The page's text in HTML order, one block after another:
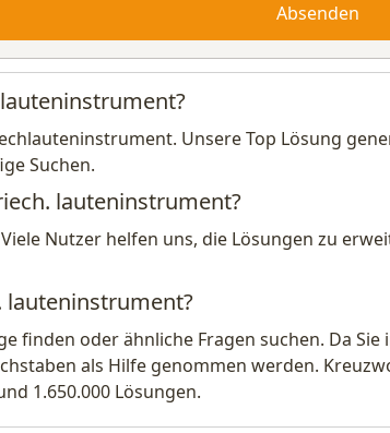
Absenden
Unsere Top Lösung
Suchen.
lauteninstrument?
Nutzer helfen uns, die Lösungen zu
lauteninstrument?
finden oder ähnliche Fragen suchen. Da
als Hilfe genommen werden.
1.650.000 Lösungen.